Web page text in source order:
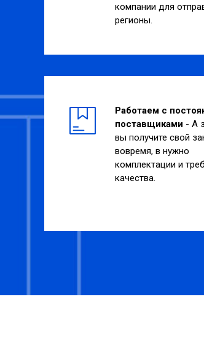
компании для
регионы.
Работаем с
поставщиками - А
вы получите свой
вовремя, в нужно
комплектации и
качества.